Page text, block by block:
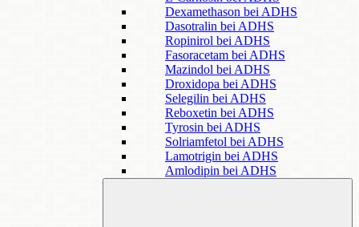
Dexamethason bei ADHS
Dasotralin bei ADHS
Ropinirol bei ADHS
Fasoracetam bei ADHS
Mazindol bei ADHS
Droxidopa bei ADHS
Selegilin bei ADHS
Reboxetin bei ADHS
Tyrosin bei ADHS
Solriamfetol bei ADHS
Lamotrigin bei ADHS
Amlodipin bei ADHS